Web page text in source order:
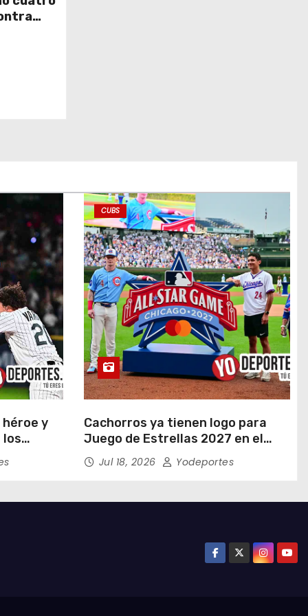
héroe y
los
CUBS
Cachorros ya tienen logo para
Juego de Estrellas 2027 en el
Wrigley Field
Jul 18, 2026 Yodeportes